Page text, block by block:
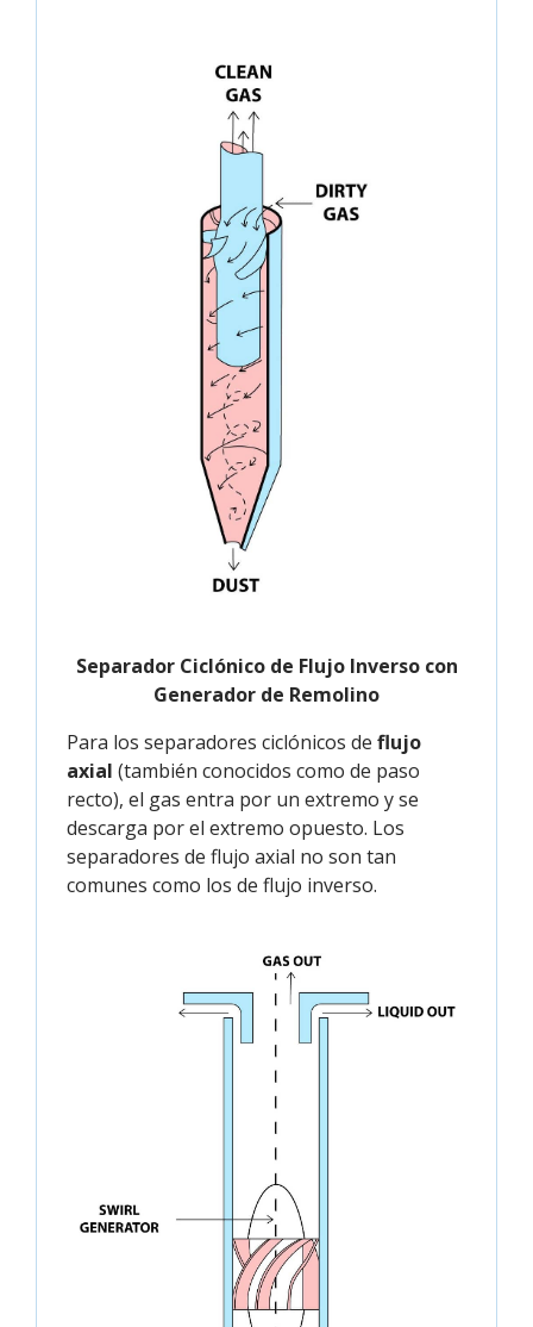
Separador Ciclónico de Flujo Inverso con
Generador de Remolino
Para los separadores ciclónicos de flujo
axial (también conocidos como de paso
recto), el gas entra por un extremo y se
descarga por el extremo opuesto. Los
separadores de flujo axial no son tan
comunes como los de flujo inverso.